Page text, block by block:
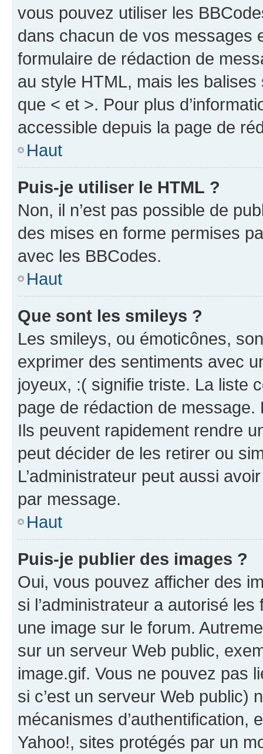
vous pouvez utiliser les
dans chacun de vos messages
formulaire de rédaction de
au style HTML, mais les
que < et >. Pour plus
accessible depuis la page de
Haut
Puis-je utiliser le HTML ?
Non, il n’est pas possible de
des mises en forme permises
avec les BBCodes.
Haut
Que sont les smileys ?
Les smileys, ou émoticônes,
exprimer des sentiments avec
joyeux, :( signifie triste. La liste
page de rédaction de
Ils peuvent rapidement rendre
peut décider de les retirer ou
L’administrateur peut aussi
par message.
Haut
Puis-je publier des images ?
Oui, vous pouvez afficher des
si l’administrateur a autorisé
une image sur le forum.
sur un serveur Web public,
image.gif. Vous ne pouvez pas
si c’est un serveur Web public)
mécanismes d’authentification,
Yahoo!, sites protégés par un